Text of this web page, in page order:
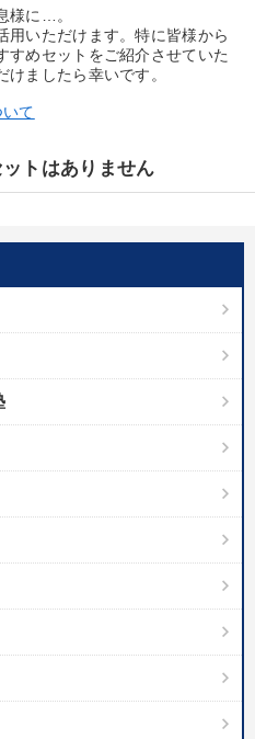
タイトル）からお探しいただけ
家のロマンと経営
話
ぶ
＋「不動産市況予測」＋「市場
ぶ》講演シリーズ
様に…。
用いただけます。特に皆様から
すめセットをご紹介させていた
ましたら幸いです。
て
トはありません